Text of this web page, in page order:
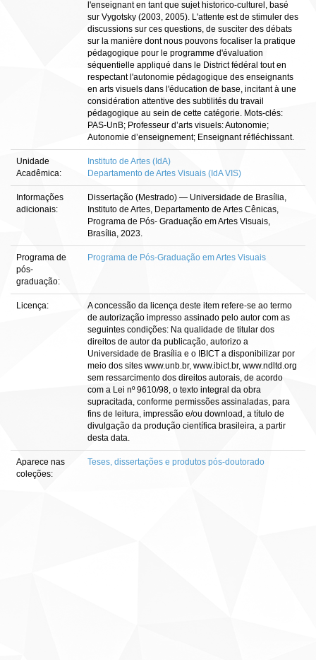
l'enseignant en tant que sujet historico-culturel, basé
sur Vygotsky (2003, 2005). L'attente est de stimuler des
discussions sur ces questions, de susciter des débats
sur la manière dont nous pouvons focaliser la pratique
pédagogique pour le programme d'évaluation
séquentielle appliqué dans le District fédéral tout en
respectant l'autonomie pédagogique des enseignants
en arts visuels dans l'éducation de base, incitant à une
considération attentive des subtilités du travail
pédagogique au sein de cette catégorie. Mots-clés:
PAS-UnB; Professeur d’arts visuels: Autonomie;
Autonomie d’enseignement; Enseignant réfléchissant.
Unidade
Acadêmica:
Instituto de Artes (IdA)
Departamento de Artes Visuais (IdA VIS)
Informações
adicionais:
Dissertação (Mestrado) — Universidade de Brasília,
Instituto de Artes, Departamento de Artes Cênicas,
Programa de Pós- Graduação em Artes Visuais,
Brasília, 2023.
Programa de
pós-
graduação:
Programa de Pós-Graduação em Artes Visuais
Licença:
A concessão da licença deste item refere-se ao termo
de autorização impresso assinado pelo autor com as
seguintes condições: Na qualidade de titular dos
direitos de autor da publicação, autorizo a
Universidade de Brasília e o IBICT a disponibilizar por
meio dos sites www.unb.br, www.ibict.br, www.ndltd.org
sem ressarcimento dos direitos autorais, de acordo
com a Lei nº 9610/98, o texto integral da obra
supracitada, conforme permissões assinaladas, para
fins de leitura, impressão e/ou download, a título de
divulgação da produção científica brasileira, a partir
desta data.
Aparece nas
coleções:
Teses, dissertações e produtos pós-doutorado